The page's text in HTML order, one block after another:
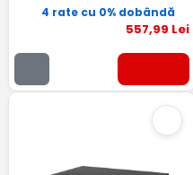
4 rate cu 0% dobândă
557,99 Lei